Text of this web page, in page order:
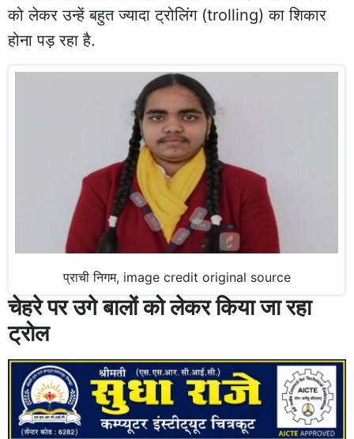
को लेकर उन्हें बहुत ज्यादा ट्रोलिंग (trolling) का शिकार
होना पड़ रहा है.
प्राची निगम, image credit original source
चेहरे पर उगे बालों को लेकर किया जा रहा
ट्रोल